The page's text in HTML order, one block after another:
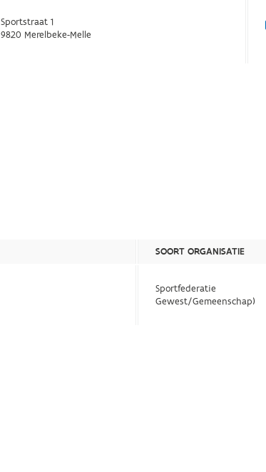
Sportstraat 1
9820 Merelbeke-Melle
SOORT ORGANISATIE
Sportfederatie
Gewest/Gemeenschap)